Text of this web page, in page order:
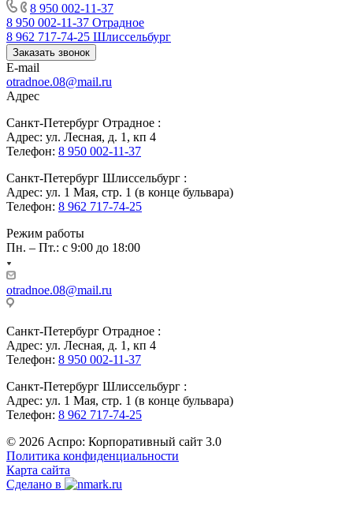
8 950 002-11-37
8 950 002-11-37 Отрадное
8 962 717-74-25 Шлиссельбург
Заказать звонок
E-mail
otradnoe.08@mail.ru
Адрес
Санкт-Петербург Отрадное :
Адрес: ул. Лесная, д. 1, кп 4
Телефон: 8 950 002-11-37
Санкт-Петербург Шлиссельбург :
Адрес: ул. 1 Мая, стр. 1 (в конце бульвара)
Телефон: 8 962 717-74-25
Режим работы
Пн. – Пт.: с 9:00 до 18:00
otradnoe.08@mail.ru
Санкт-Петербург Отрадное :
Адрес: ул. Лесная, д. 1, кп 4
Телефон: 8 950 002-11-37
Санкт-Петербург Шлиссельбург :
Адрес: ул. 1 Мая, стр. 1 (в конце бульвара)
Телефон: 8 962 717-74-25
© 2026 Аспро: Корпоративный сайт 3.0
Политика конфиденциальности
Карта сайта
Сделано в